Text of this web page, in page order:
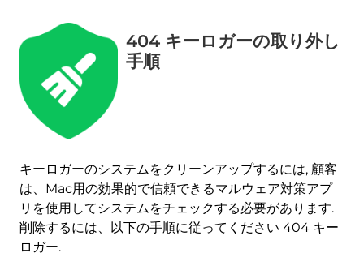
404 キーロガーの取り外し
手順
キーロガーのシステムをクリーンアップするには, 顧客
は、Mac用の効果的で信頼できるマルウェア対策アプ
リを使用してシステムをチェックする必要があります.
削除するには、以下の手順に従ってください 404 キー
ロガー.
今すぐ削除 (マック)
Mac用のSpyHunterで